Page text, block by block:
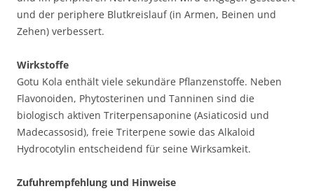
und der periphere Blutkreislauf (in Armen, Beinen und
Zehen) verbessert.
Wirkstoffe
Gotu Kola enthält viele sekundäre Pflanzenstoffe. Neben
Flavonoiden, Phytosterinen und Tanninen sind die
biologisch aktiven Triterpensaponine (Asiaticosid und
Madecassosid), freie Triterpene sowie das Alkaloid
Hydrocotylin entscheidend für seine Wirksamkeit.
Zufuhrempfehlung und Hinweise